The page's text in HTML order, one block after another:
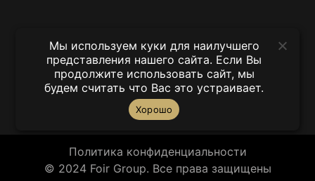
© 2024 Foir Group. Все права защищены
Политика конфиденциальности
Мы используем куки для наилучшего
представления нашего сайта. Если Вы
продолжите использовать сайт, мы
будем считать что Вас это устраивает.
Хорошо